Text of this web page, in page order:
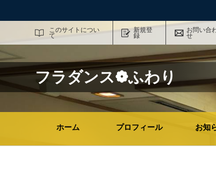
このサイトについ
て
新規登
録
お問い合
せ
サイト内検索
フラダンス❁ふわり
ホーム プロフィール お知